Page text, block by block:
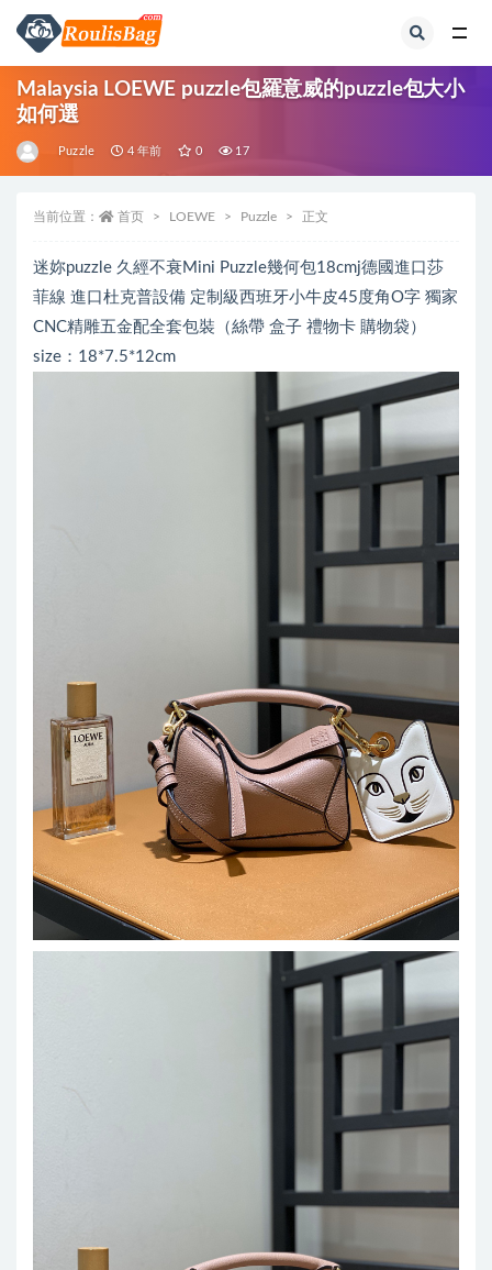
Malaysia LOEWE puzzle包羅意威的puzzle包大小
如何選
Puzzle 4 年前 0 17
当前位置： 首页 LOEWE Puzzle 正文
迷妳puzzle 久經不衰Mini Puzzle幾何包18cmj德國進口莎
菲線 進口杜克普設備 定制級西班牙小牛皮45度角O字 獨家
CNC精雕五金配全套包裝（絲帶 盒子 禮物卡 購物袋）
size：18*7.5*12cm